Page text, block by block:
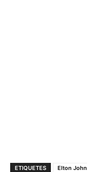
ETIQUETES Elton John